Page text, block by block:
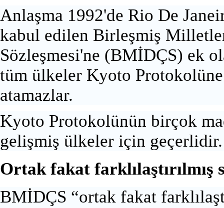
Anlaşma 1992'de Rio De
kabul edilen Birleşmiş
Sözleşmesi'ne (BMİDÇS) ek
tüm ülkeler Kyoto
atamazlar.
Kyoto Protokolünün birçok
gelişmiş ülkeler için geçerlidir.
Ortak fakat
BMİDÇS “ortak fakat